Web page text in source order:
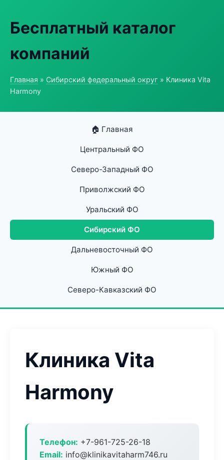
Бесплатный каталог
компаний
Главная » Сибирский федеральный округ » Клиника Vita
Harmony
🏠 Главная
Центральный ФО
Северо-Западный ФО
Приволжский ФО
Уральский ФО
Сибирский ФО
Дальневосточный ФО
Южный ФО
Северо-Кавказский ФО
Клиника Vita
Harmony
Телефон: +7-961-725-26-18
Email: info@klinikavitaharm746.ru